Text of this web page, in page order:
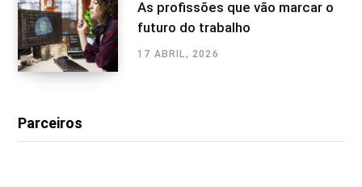
As profissões que vão marcar o
futuro do trabalho
17 ABRIL, 2026
Parceiros